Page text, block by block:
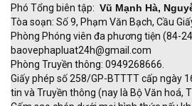
Phó Tổng biên tập: Vũ Mạnh Hà,
Tòa soạn: Số 9, Phạm Văn Bạch, Cầu
Phòng Phóng viên đa phương tiện (84-
baovephapluat24h@gmail.com
Phòng Truyền thông: 0949268666.
Giấy phép số 258/GP-BTTTT cấp ngày
tin và Truyền thông (nay là Bộ Văn hoá,